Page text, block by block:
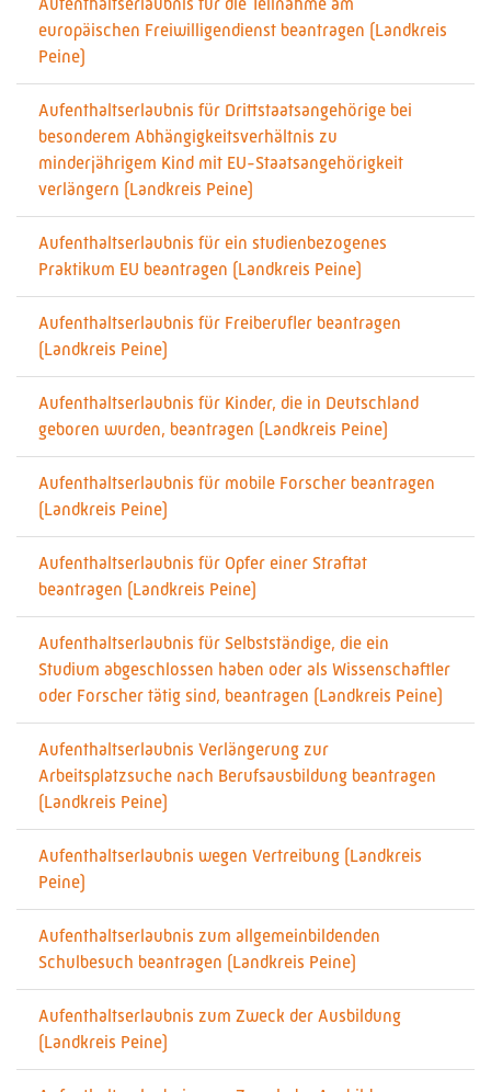
europäischen Freiwilligendienst beantragen (Landkreis
Peine)
Aufenthaltserlaubnis für Drittstaatsangehörige bei
besonderem Abhängigkeitsverhältnis zu
minderjährigem Kind mit EU-Staatsangehörigkeit
verlängern (Landkreis Peine)
Aufenthaltserlaubnis für ein studienbezogenes
Praktikum EU beantragen (Landkreis Peine)
Aufenthaltserlaubnis für Freiberufler beantragen
(Landkreis Peine)
Aufenthaltserlaubnis für Kinder, die in Deutschland
geboren wurden, beantragen (Landkreis Peine)
Aufenthaltserlaubnis für mobile Forscher beantragen
(Landkreis Peine)
Aufenthaltserlaubnis für Opfer einer Straftat
beantragen (Landkreis Peine)
Aufenthaltserlaubnis für Selbstständige, die ein
Studium abgeschlossen haben oder als Wissenschaftler
oder Forscher tätig sind, beantragen (Landkreis Peine)
Aufenthaltserlaubnis Verlängerung zur
Arbeitsplatzsuche nach Berufsausbildung beantragen
(Landkreis Peine)
Aufenthaltserlaubnis wegen Vertreibung (Landkreis
Peine)
Aufenthaltserlaubnis zum allgemeinbildenden
Schulbesuch beantragen (Landkreis Peine)
Aufenthaltserlaubnis zum Zweck der Ausbildung
(Landkreis Peine)